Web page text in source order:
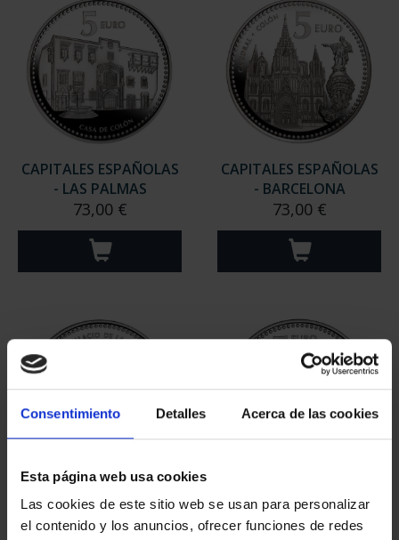
Consentimiento Detalles Acerca de las cookies
Esta página web usa cookies
Las cookies de este sitio web se usan para personalizar
el contenido y los anuncios, ofrecer funciones de redes
CAPITALES ESPAÑOLAS
- LAS PALMAS
73,00 €
CAPITALES ESPAÑOLAS
- BARCELONA
73,00 €
CAPITALES ESPAÑOLAS
- CEUTA
73,00 €
- MADRID
73,00 €